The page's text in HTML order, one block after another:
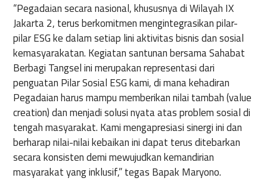
“Pegadaian secara nasional, khususnya di Wilayah IX
Jakarta 2, terus berkomitmen mengintegrasikan pilar-
pilar ESG ke dalam setiap lini aktivitas bisnis dan sosial
kemasyarakatan. Kegiatan santunan bersama Sahabat
Berbagi Tangsel ini merupakan representasi dari
penguatan Pilar Sosial ESG kami, di mana kehadiran
Pegadaian harus mampu memberikan nilai tambah (value
creation) dan menjadi solusi nyata atas problem sosial di
tengah masyarakat. Kami mengapresiasi sinergi ini dan
berharap nilai-nilai kebaikan ini dapat terus ditebarkan
secara konsisten demi mewujudkan kemandirian
masyarakat yang inklusif,” tegas Bapak Maryono.